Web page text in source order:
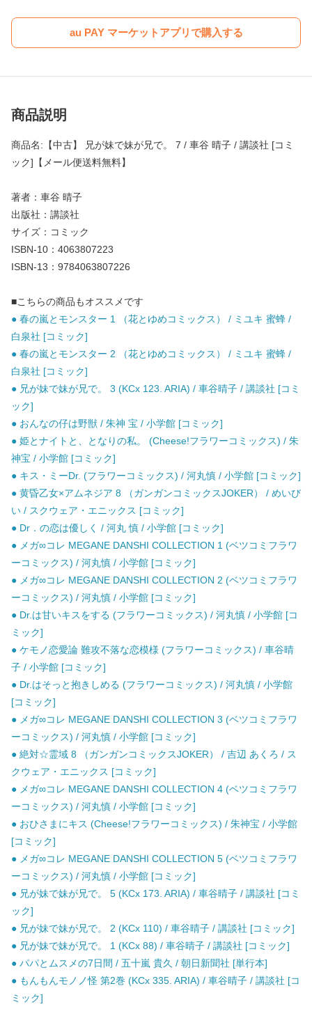
au PAY マーケットアプリで購入する
商品説明
商品名:【中古】 兄が妹で妹が兄で。 7 / 車谷 晴子 / 講談社 [コミ
ック]【メール便送料無料】
著者：車谷 晴子
出版社：講談社
サイズ：コミック
ISBN-10：4063807223
ISBN-13：9784063807226
■こちらの商品もオススメです
● 春の嵐とモンスター 1 （花とゆめコミックス） / ミユキ 蜜蜂 /
白泉社 [コミック]
● 春の嵐とモンスター 2 （花とゆめコミックス） / ミユキ 蜜蜂 /
白泉社 [コミック]
● 兄が妹で妹が兄で。 3 (KCx 123. ARIA) / 車谷晴子 / 講談社 [コミ
ック]
● おんなの仔は野獣 / 朱神 宝 / 小学館 [コミック]
● 姫とナイトと、となりの私。 (Cheese!フラワーコミックス) / 朱
神宝 / 小学館 [コミック]
● キス・ミーDr. (フラワーコミックス) / 河丸慎 / 小学館 [コミック]
● 黄昏乙女×アムネジア 8 （ガンガンコミックスJOKER） / めいび
い / スクウェア・エニックス [コミック]
● Dr．の恋は優しく / 河丸 慎 / 小学館 [コミック]
● メガ∞コレ MEGANE DANSHI COLLECTION 1 (ベツコミフラワ
ーコミックス) / 河丸慎 / 小学館 [コミック]
● メガ∞コレ MEGANE DANSHI COLLECTION 2 (ベツコミフラワ
ーコミックス) / 河丸慎 / 小学館 [コミック]
● Dr.は甘いキスをする (フラワーコミックス) / 河丸慎 / 小学館 [コ
ミック]
● ケモノ恋愛論 難攻不落な恋模様 (フラワーコミックス) / 車谷晴
子 / 小学館 [コミック]
● Dr.はそっと抱きしめる (フラワーコミックス) / 河丸慎 / 小学館
[コミック]
● メガ∞コレ MEGANE DANSHI COLLECTION 3 (ベツコミフラワ
ーコミックス) / 河丸慎 / 小学館 [コミック]
● 絶対☆霊域 8 （ガンガンコミックスJOKER） / 吉辺 あくろ / ス
クウェア・エニックス [コミック]
● メガ∞コレ MEGANE DANSHI COLLECTION 4 (ベツコミフラワ
ーコミックス) / 河丸慎 / 小学館 [コミック]
● おひさまにキス (Cheese!フラワーコミックス) / 朱神宝 / 小学館
[コミック]
● メガ∞コレ MEGANE DANSHI COLLECTION 5 (ベツコミフラワ
ーコミックス) / 河丸慎 / 小学館 [コミック]
● 兄が妹で妹が兄で。 5 (KCx 173. ARIA) / 車谷晴子 / 講談社 [コミ
ック]
● 兄が妹で妹が兄で。 2 (KCx 110) / 車谷晴子 / 講談社 [コミック]
● 兄が妹で妹が兄で。 1 (KCx 88) / 車谷晴子 / 講談社 [コミック]
● パパとムスメの7日間 / 五十嵐 貴久 / 朝日新聞社 [単行本]
● もんもんモノノ怪 第2巻 (KCx 335. ARIA) / 車谷晴子 / 講談社 [コ
ミック]